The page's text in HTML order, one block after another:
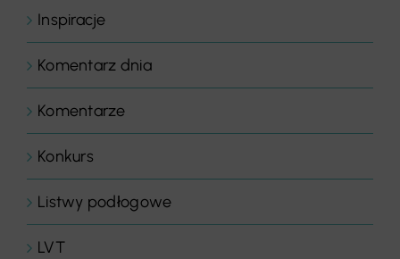
Inspiracje
Komentarz dnia
Komentarze
Konkurs
Listwy podłogowe
LVT